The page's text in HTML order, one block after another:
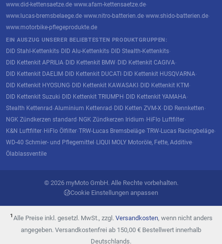
www.did-kettensaetze.de·www.afam-kettensaetze.de·
www.lucas-bremsbelaege.de·www.nitro-batterien.de·www.shido-batterien.de·
www.motorbike-pflegeprodukte.de
EIN AUSZUG UNSERER BELIEBTESTEN PRODUKTGRUPPEN:
DID Stahl-Kettenkits· DID Alu-Kettenkits· DID Stealth-Kettenkits·
DID Kettenkit APRILIA· DID Kettenkit BMW· DID Kettenkit CAGIVA·
DID Kettenkit DAELIM· DID Kettenkit DUCATI· DID Kettenkit HUSQVARNA·
DID Kettenkit HYOSUNG· DID Kettenkit KAWASAKI· DID Kettenkit KTM·
DID Kettenkit Suzuki· DID Kettenkit TRIUMPH· DID Kettenkit YAMAHA·
Stealth Kettenrad·Aluminium Kettenrad· DID Ketten ZVM-X· DID Rennketten·
NGK Zündkerzen standard· NGK Zündkerzen Iridium· HiFlo Luftfilter·
K&N Luftfilter· HiFlo Ölfilter·TRW-Lucas Bremsbeläge·TRW-Lucas Racingbeläge·
WD-40 Schmier- und Pflegemittel· LIQUI MOLY Motoröle, Fette, Additive·
Ölablassventile
© 2026 myMoto GmbH. Alle Rechte vorbehalten.
Cookie Einstellungen anpassen
¹Alle Preise inkl. gesetzl. MwSt., zzgl. Versandkosten, wenn nicht anders
angegeben. Versandkostenfrei ab 150,00 € Bestellwert innerhalb
Deutschlands.